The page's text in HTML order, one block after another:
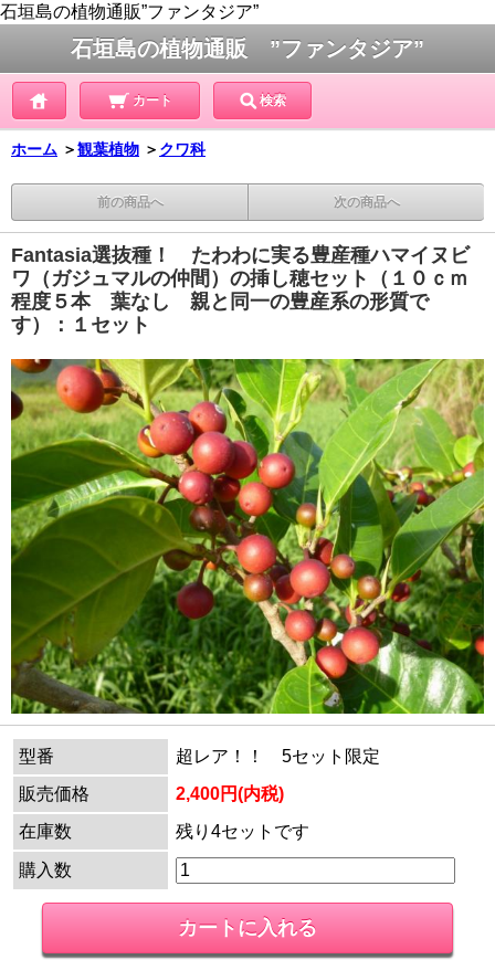
石垣島の植物通販”ファンタジア”
石垣島の植物通販 ”ファンタジア”
カート 検索
ホーム ＞観葉植物 ＞ クワ科
前の商品へ 次の商品へ
Fantasia選抜種！ たわわに実る豊産種ハマイヌビ
ワ（ガジュマルの仲間）の挿し穂セット（１０ｃｍ
程度５本 葉なし 親と同一の豊産系の形質で
す）：１セット
型番
超レア！！ 5セット限定
販売価格
2,400円(内税)
在庫数
残り4セットです
購入数